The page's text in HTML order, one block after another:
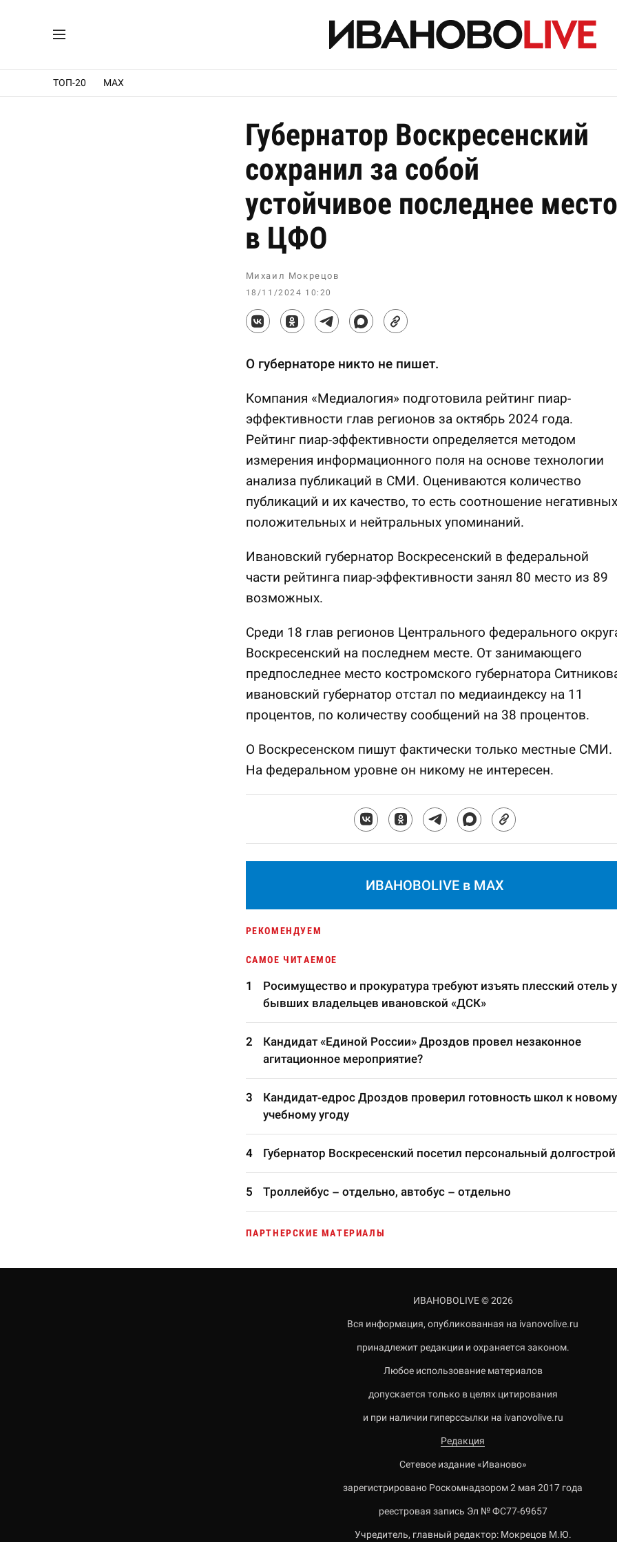
ТОП-20 MAX
Губернатор Воскресенский
сохранил за собой
устойчивое последнее место
в ЦФО
Михаил Мокрецов
18/11/2024 10:20
О губернаторе никто не пишет.
Компания «Медиалогия» подготовила рейтинг пиар-
эффективности глав регионов за октябрь 2024 года.
Рейтинг пиар-эффективности определяется методом
измерения информационного поля на основе технологии
анализа публикаций в СМИ. Оцениваются количество
публикаций и их качество, то есть соотношение
положительных и нейтральных упоминаний.
Ивановский губернатор Воскресенский в федеральной
части рейтинга пиар-эффективности занял 80 место из 89
возможных.
Среди 18 глав регионов Центрального федерального
Воскресенский на последнем месте. От занимающего
предпоследнее место костромского губернатора
ивановский губернатор отстал по медиаиндексу на 11
процентов, по количеству сообщений на 38 процентов.
О Воскресенском пишут фактически только местные СМИ.
На федеральном уровне он никому не интересен.
ИВАНОВОLIVE в MAX
РЕКОМЕНДУЕМ
САМОЕ ЧИТАЕМОЕ
Росимущество и прокуратура требуют изъять плесский отель у
бывших владельцев ивановской «ДСК»
Кандидат «Единой России» Дроздов провел незаконное
агитационное мероприятие?
Кандидат-едрос Дроздов проверил готовность школ к новому
учебному угоду
Губернатор Воскресенский посетил персональный долгострой
Троллейбус – отдельно, автобус – отдельно
ПАРТНЕРСКИЕ МАТЕРИАЛЫ
ИВАНОВОLIVE © 2026
Вся информация, опубликованная на ivanovolive.ru
принадлежит редакции и охраняется законом.
Любое использование материалов
допускается только в целях цитирования
и при наличии гиперссылки на ivanovolive.ru
Редакция
Сетевое издание «Иваново»
зарегистрировано Роскомнадзором 2 мая 2017 года
реестровая запись Эл № ФС77-69657
Учредитель, главный редактор: Мокрецов М.Ю.